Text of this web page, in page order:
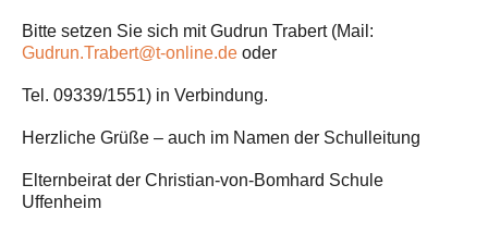
Bitte setzen Sie sich mit Gudrun Trabert (Mail:
Gudrun.Trabert@t-online.de oder
Tel. 09339/1551) in Verbindung.
Herzliche Grüße – auch im Namen der Schulleitung
Elternbeirat der Christian-von-Bomhard Schule
Uffenheim